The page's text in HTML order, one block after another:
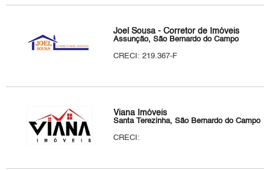
Joel Sousa - Corretor de Imóveis
Assunção, São Bernardo do Campo
CRECI: 219.367-F
Viana Imóveis
Santa Terezinha, São Bernardo do Campo
CRECI: